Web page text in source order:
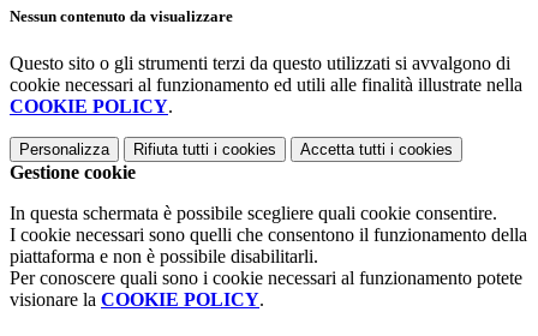
Nessun contenuto da visualizzare
Questo sito o gli strumenti terzi da questo utilizzati si avvalgono di
cookie necessari al funzionamento ed utili alle finalità illustrate nella
COOKIE POLICY.
Personalizza Rifiuta tutti i cookies Accetta tutti i cookies
Gestione cookie
In questa schermata è possibile scegliere quali cookie consentire.
I cookie necessari sono quelli che consentono il funzionamento della
piattaforma e non è possibile disabilitarli.
Per conoscere quali sono i cookie necessari al funzionamento potete
visionare la COOKIE POLICY.